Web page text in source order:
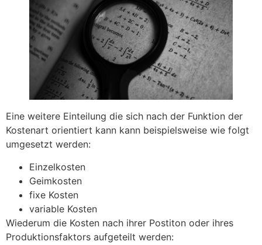
Eine weitere Einteilung die sich nach der Funktion der
Kostenart orientiert kann kann beispielsweise wie folgt
umgesetzt werden:
Einzelkosten
Geimkosten
fixe Kosten
variable Kosten
Wiederum die Kosten nach ihrer Postiton oder ihres
Produktionsfaktors aufgeteilt werden: